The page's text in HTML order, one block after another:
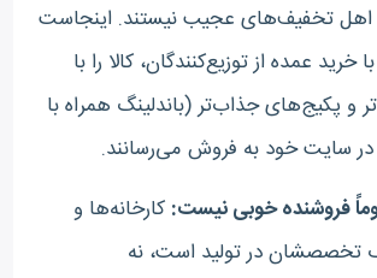
اهل تخفیف‌های عجیب نیستند. اینجاست
خرید عمده از توزیع‌کنندگان، کالا را با
و پکیج‌های جذاب‌تر (باندلینگ همراه با
در سایت خود به فروش می‌رسانند.
فروشنده خوبی نیست: کارخانه‌ها و
تخصصشان در تولید است، نه